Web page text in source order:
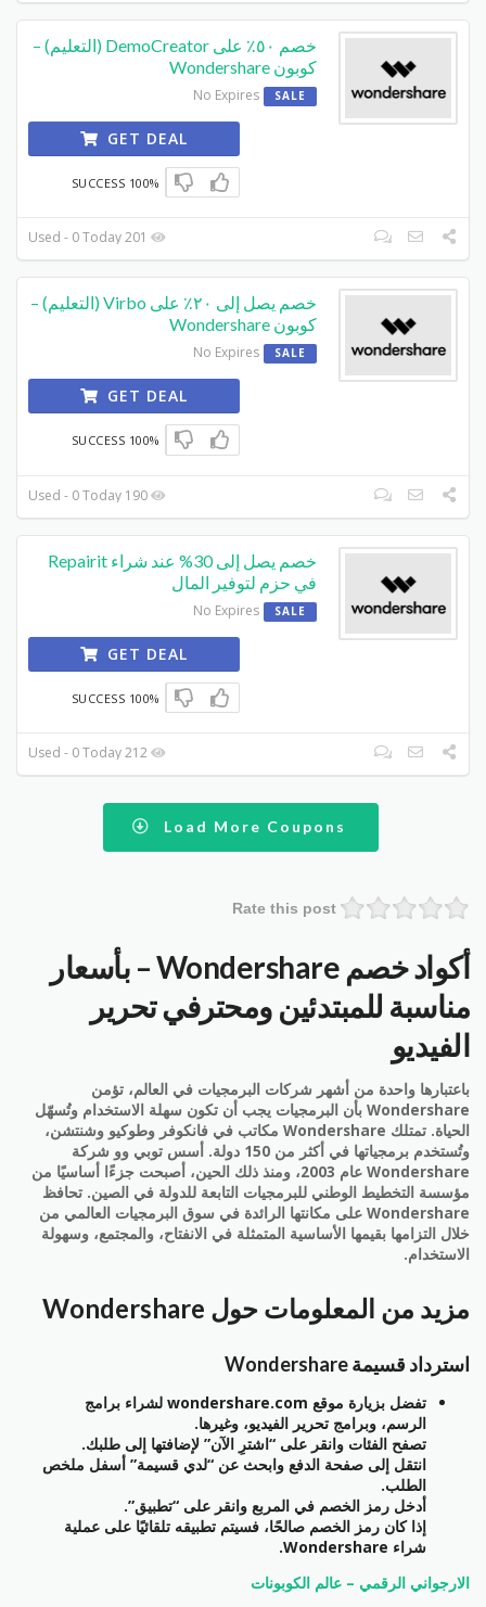
خصم ٥٠٪ على DemoCreator (التعليم) –
كوبون Wondershare
SALE
No Expires
GET DEAL
100% SUCCESS
خصم يصل إلى ٢٠٪ على Virbo (التعليم) –
كوبون Wondershare
SALE
No Expires
GET DEAL
100% SUCCESS
خصم يصل إلى 30% عند شراء Repairit
في حزم لتوفير المال
SALE
No Expires
GET DEAL
100% SUCCESS
Load More Coupons
Rate this post
أكواد خصم Wondershare – بأسعار
مناسبة للمبتدئين ومحترفي تحرير
الفيديو
باعتبارها واحدة من أشهر شركات البرمجيات في العالم، تؤمن
Wondershare بأن البرمجيات يجب أن تكون سهلة الاستخدام وتُسهّل
الحياة. تمتلك Wondershare مكاتب في فانكوفر وطوكيو وشنتشن،
وتُستخدم برمجياتها في أكثر من 150 دولة. أسس توبي وو شركة
Wondershare عام 2003، ومنذ ذلك الحين، أصبحت جزءًا أساسيًا من
مؤسسة التخطيط الوطني للبرمجيات التابعة للدولة في الصين. تحافظ
Wondershare على مكانتها الرائدة في سوق البرمجيات العالمي من
خلال التزامها بقيمها الأساسية المتمثلة في الانفتاح، والمجتمع، وسهولة
الاستخدام.
مزيد من المعلومات حول Wondershare
استرداد قسيمة Wondershare
تفضل بزيارة موقع wondershare.com لشراء برامج
الرسم، وبرامج تحرير الفيديو، وغيرها.
تصفح الفئات وانقر على “اشترِ الآن” لإضافتها إلى طلبك.
انتقل إلى صفحة الدفع وابحث عن “لدي قسيمة” أسفل ملخص
الطلب.
أدخل رمز الخصم في المربع وانقر على “تطبيق”.
إذا كان رمز الخصم صالحًا، فسيتم تطبيقه تلقائيًا على عملية
شراء Wondershare.
الارجواني الرقمي – عالم الكوبونات